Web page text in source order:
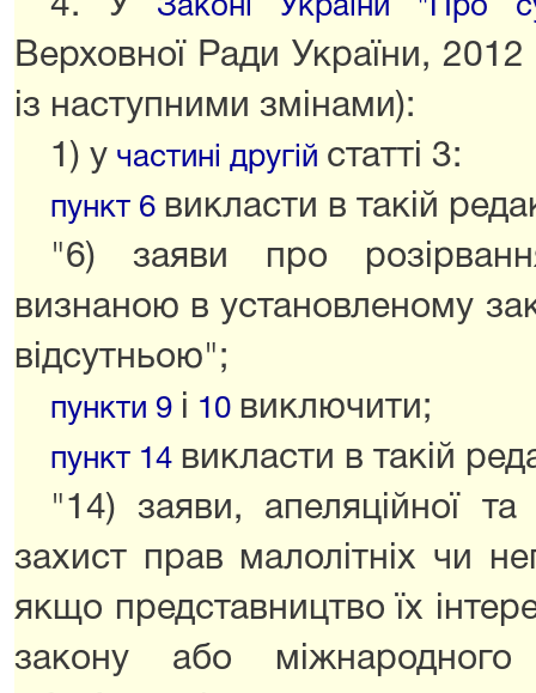
4. У
Законі України "Про
Верховної Ради України,
із наступними змінами):
1) у частині другій статті 3:
пункт 6 викласти в такій
"6) заяви про
визнаною в установленому
відсутньою";
пункти 9 і 10 виключити;
пункт 14 викласти в такій
"14) заяви, апеляційної
захист прав малолітніх чи
якщо представництво їх
закону або